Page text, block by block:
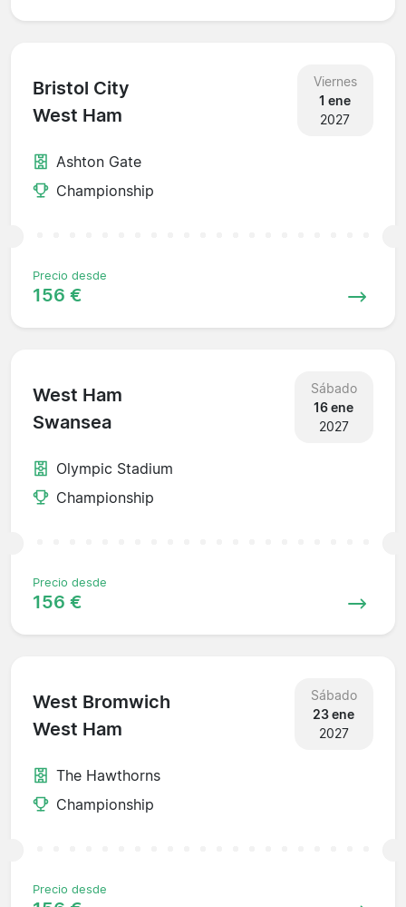
Bristol City
West Ham
Viernes
1 ene
2027
Ashton Gate
Championship
Precio desde
156 €
West Ham
Swansea
Sábado
16 ene
2027
Olympic Stadium
Championship
Precio desde
156 €
West Bromwich
West Ham
Sábado
23 ene
2027
The Hawthorns
Championship
Precio desde